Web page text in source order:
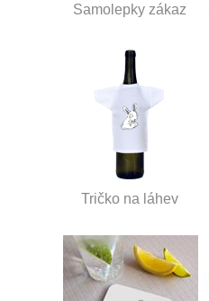
Samolepky zákaz
Tričko na láhev